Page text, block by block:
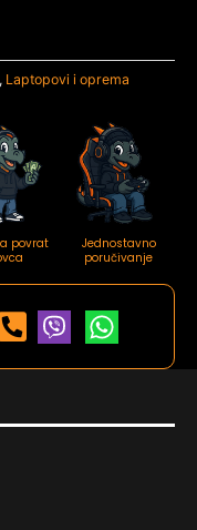
, Laptopovi i oprema
povrat
Jednostavno
poručivanje